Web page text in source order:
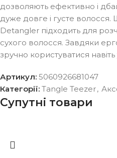
дозволяють ефективно і
дуже довге і густе волосся.
Detangler підходить для
сухого волосся. Завдяки
зручно користуватися навіть
Артикул: 5060926681047
Категорії: Tangle Teezer,
Супутні товари